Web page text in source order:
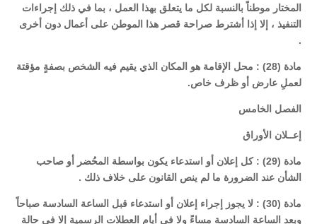
المختار موطناً بالنسبة لكل ما يتعلق بهذا العمل ، بما في ذلك إجراءات
التنفيذ ، إلا إذا أشترط صراحة قصر هذا الموطن على أعمال دون أخرى
.
مادة (28) : محل الإقامة هو المكان الذي يقيم فيه الشخص بصفةٍ مؤقتة
لعملِ عارض أو ظرف خاص.
الفصل الخامس
إعــلان الأوراق
مادة (29) : كل إعلان أو استدعاء يكون بواسطة المحُضر أو صاحب
الشأن عند الضرورة ما لم ينص القانون على خلاف ذلك .
مادة (30) : لا يجوز إجراء إعلان أو استدعاء قبل الساعة السادسة صباحاً
وبعد الساعة السادسة مساءً ولا في أيام العطلات الرسمية إلا في حالة